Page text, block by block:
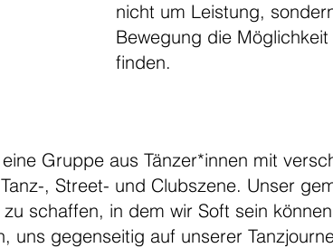
nicht um Leistung,
Bewegung die
finden.
Gruppe aus Tänzer*innen mit
, Street- und Clubszene. Unser
schaffen, in dem wir Soft sein
uns gegenseitig auf unserer